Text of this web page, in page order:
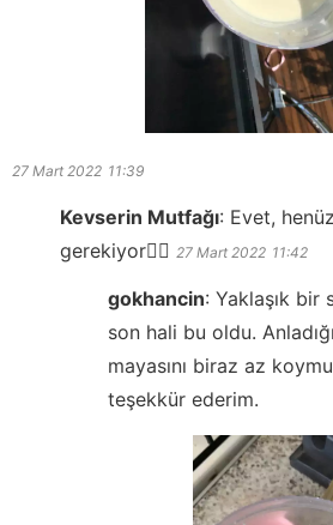
27 Mart 2022 11:39
Kevserin Mutfağı: Evet,
gerekiyor👍🏻 27 Mart 2022 11:42
gokhancin: Yaklaşık bir
son hali bu oldu.
mayasını biraz az
teşekkür ederim.